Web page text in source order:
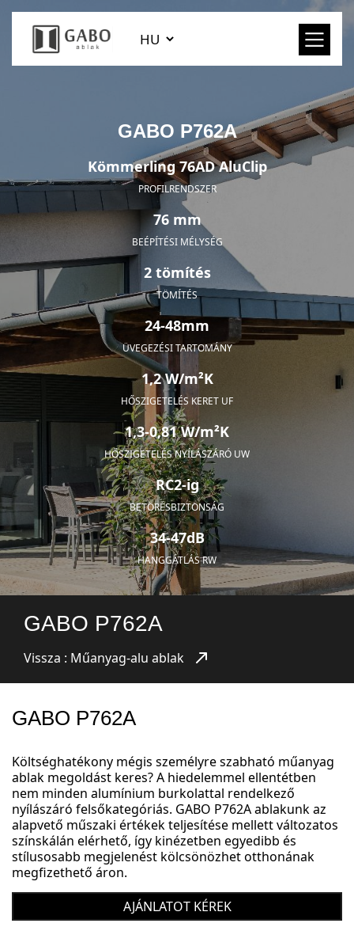
GABO P762A
Kömmerling 76AD AluClip
PROFILRENDSZER
76 mm
BEÉPÍTÉSI MÉLYSÉG
2 tömítés
TÖMÍTÉS
24-48mm
ÜVEGEZÉSI TARTOMÁNY
1,2 W/m²K
HŐSZIGETELÉS KERET UF
1,3-0,81 W/m²K
HŐSZIGETELÉS NYÍLÁSZÁRÓ UW
RC2-ig
BETÖRÉSBIZTONSÁG
34-47dB
HANGGÁTLÁS RW
GABO P762A
Vissza : Műanyag-alu ablak
GABO P762A
Költséghatékony mégis személyre szabható műanyag
ablak megoldást keres? A hiedelemmel ellentétben
nem minden alumínium burkolattal rendelkező
nyílászáró felsőkategóriás. GABO P762A ablakunk az
alapvető műszaki értékek teljesítése mellett változatos
színskálán elérhető, így kinézetben egyedibb és
stílusosabb megjelenést kölcsönözhet otthonának
megfizethető áron.
AJÁNLATOT KÉREK